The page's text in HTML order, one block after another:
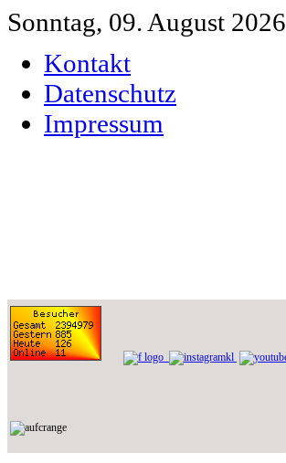
Sonntag, 09. August 2026
Kontakt
Datenschutz
Impressum